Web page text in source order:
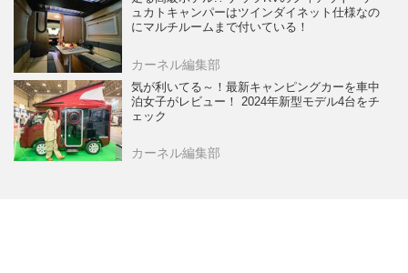
ュカトキャンパーはツインダイネット仕様なの
にマルチルームまで付いている！
カーネル編集部
気が利いてる～！最新キャンピングカーを車中
泊女子がレビュー！ 2024年新型モデル4台をチ
ェック
カーネル編集部